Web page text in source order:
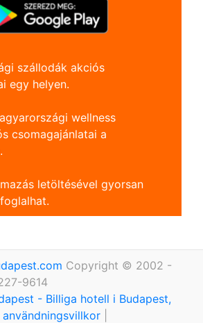
szállodák akciós
egy helyen.
wellness
csomagajánlatai a
letöltésével gyorsan
Copyright © 2002 -
9614
- Billiga hotell i Budapest,
användningsvillkor